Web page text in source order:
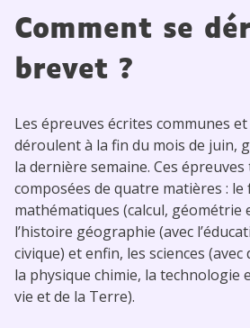
Comment se
brevet ?
Les épreuves écrites communes
déroulent à la fin du mois de juin,
la dernière semaine. Ces
composées de quatre matières : le
mathématiques (calcul, géométrie
l’histoire géographie (avec
civique) et enfin, les sciences
la physique chimie, la technologie
vie et de la Terre).